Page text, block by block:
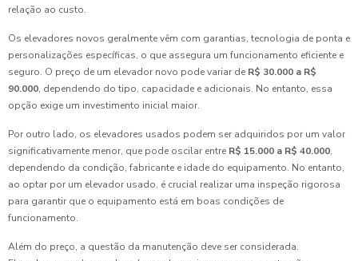
relação ao custo.
Os elevadores novos geralmente vêm com garantias, tecnologia de ponta e
personalizações específicas, o que assegura um funcionamento eficiente e
seguro. O preço de um elevador novo pode variar de R$ 30.000 a R$
90.000, dependendo do tipo, capacidade e adicionais. No entanto, essa
opção exige um investimento inicial maior.
Por outro lado, os elevadores usados podem ser adquiridos por um valor
significativamente menor, que pode oscilar entre R$ 15.000 a R$ 40.000,
dependendo da condição, fabricante e idade do equipamento. No entanto,
ao optar por um elevador usado, é crucial realizar uma inspeção rigorosa
para garantir que o equipamento está em boas condições de
funcionamento.
Além do preço, a questão da manutenção deve ser considerada.